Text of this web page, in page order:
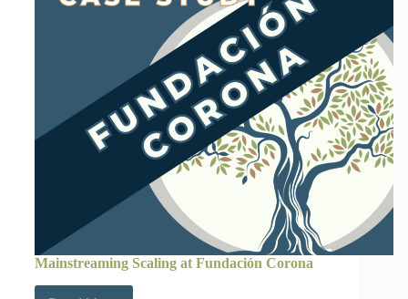
Mainstreaming Scaling at Fundación Corona